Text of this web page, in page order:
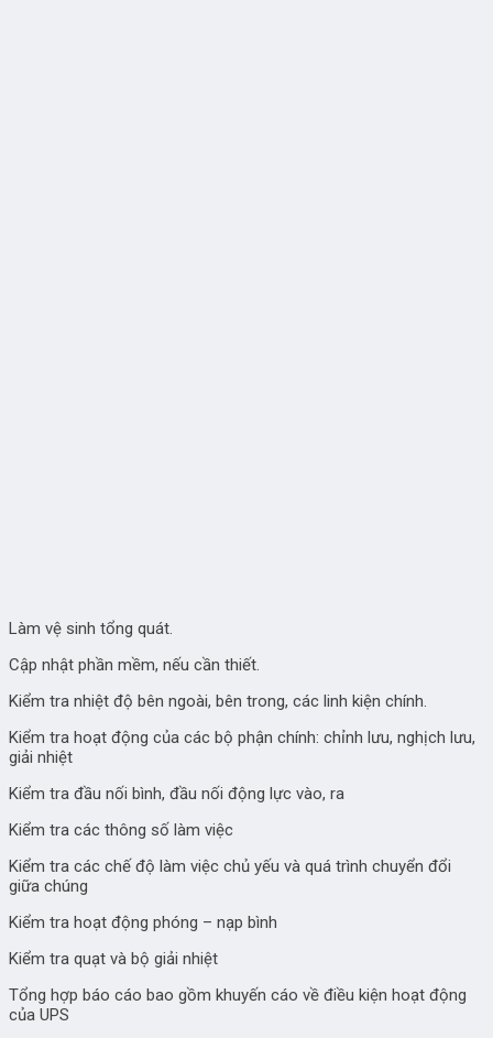
Làm vệ sinh tổng quát.
Cập nhật phần mềm, nếu cần thiết.
Kiểm tra nhiệt độ bên ngoài, bên trong, các linh kiện chính.
Kiểm tra hoạt động của các bộ phận chính: chỉnh lưu, nghịch lưu,
giải nhiệt
Kiểm tra đầu nối bình, đầu nối động lực vào, ra
Kiểm tra các thông số làm việc
Kiểm tra các chế độ làm việc chủ yếu và quá trình chuyển đổi
giữa chúng
Kiểm tra hoạt động phóng – nạp bình
Kiểm tra quạt và bộ giải nhiệt
Tổng hợp báo cáo bao gồm khuyến cáo về điều kiện hoạt động
của UPS